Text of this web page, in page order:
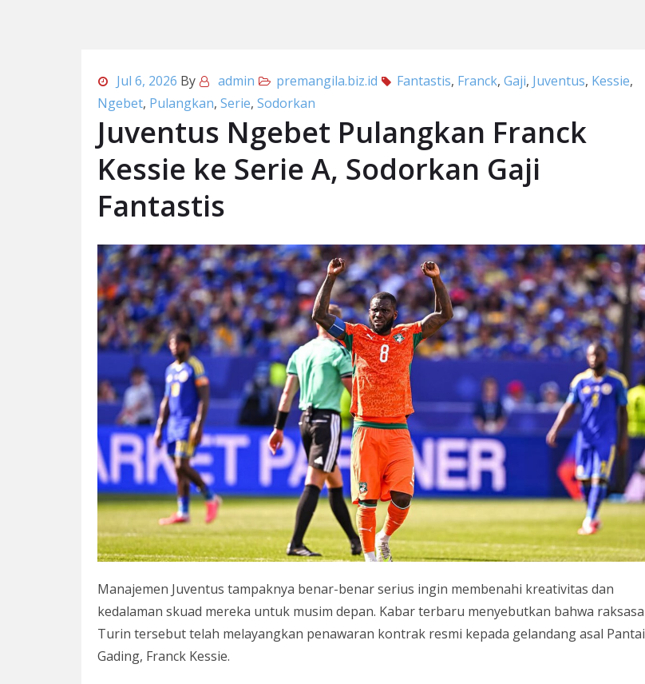
Jul 6, 2026 By admin premangila.biz.id Fantastis, Franck, Gaji, Juventus, Kessie,
Ngebet, Pulangkan, Serie, Sodorkan
Juventus Ngebet Pulangkan Franck
Kessie ke Serie A, Sodorkan Gaji
Fantastis
Manajemen Juventus tampaknya benar-benar serius ingin membenahi kreativitas dan
kedalaman skuad mereka untuk musim depan. Kabar terbaru menyebutkan bahwa raksasa
Turin tersebut telah melayangkan penawaran kontrak resmi kepada gelandang asal Pantai
Gading, Franck Kessie.